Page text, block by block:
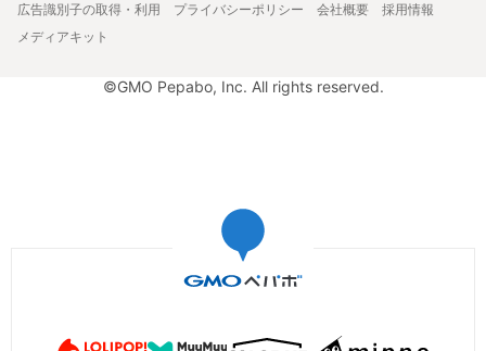
広告識別子の取得・利用
プライバシーポリシー 会社概要
採用情報
メディアキット
©GMO Pepabo, Inc. All rights reserved.